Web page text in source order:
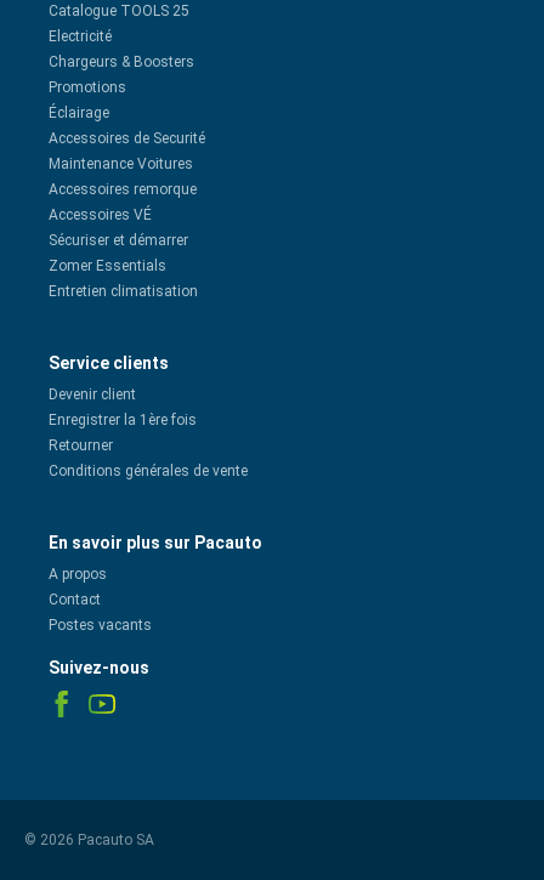
Catalogue TOOLS 25
Electricité
Chargeurs & Boosters
Promotions
Éclairage
Accessoires de Securité
Maintenance Voitures
Accessoires remorque
Accessoires VÉ
Sécuriser et démarrer
Zomer Essentials
Entretien climatisation
Service clients
Devenir client
Enregistrer la 1ère fois
Retourner
Conditions générales de vente
En savoir plus sur Pacauto
A propos
Contact
Postes vacants
Suivez-nous
© 2026 Pacauto SA